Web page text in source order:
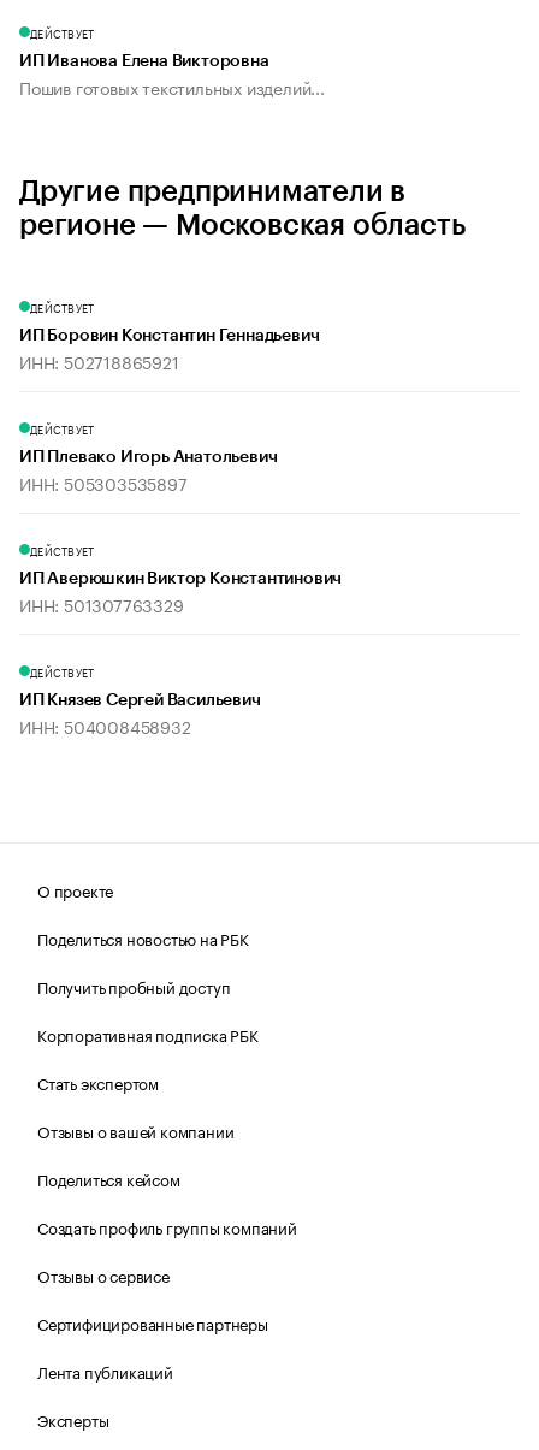
ДЕЙСТВУЕТ
ИП Иванова Елена Викторовна
Пошив готовых текстильных изделий...
Другие предприниматели в
регионе — Московская область
ДЕЙСТВУЕТ
ИП Боровин Константин Геннадьевич
ИНН: 502718865921
ДЕЙСТВУЕТ
ИП Плевако Игорь Анатольевич
ИНН: 505303535897
ДЕЙСТВУЕТ
ИП Аверюшкин Виктор Константинович
ИНН: 501307763329
ДЕЙСТВУЕТ
ИП Князев Сергей Васильевич
ИНН: 504008458932
О проекте
Поделиться новостью на РБК
Получить пробный доступ
Корпоративная подписка РБК
Стать экспертом
Отзывы о вашей компании
Поделиться кейсом
Создать профиль группы компаний
Отзывы о сервисе
Сертифицированные партнеры
Лента публикаций
Эксперты